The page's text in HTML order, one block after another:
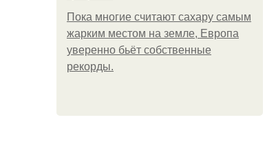
Пока многие считают сахару самым
жарким местом на земле, Европа
уверенно бьёт собственные
рекорды.